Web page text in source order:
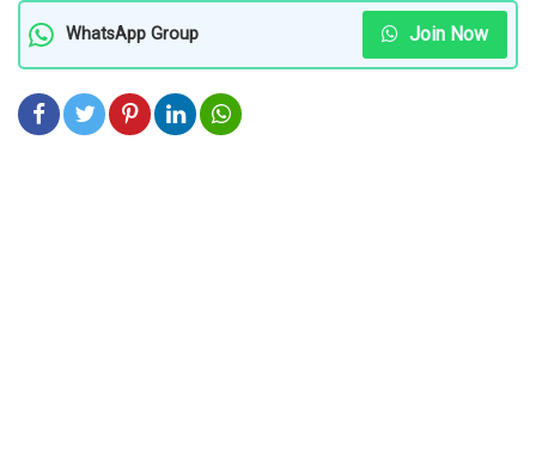
WhatsApp Group Join Now